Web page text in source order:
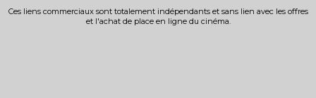
Ces liens commerciaux sont totalement indépendants et sans lien avec les offres
et l'achat de place en ligne du cinéma.